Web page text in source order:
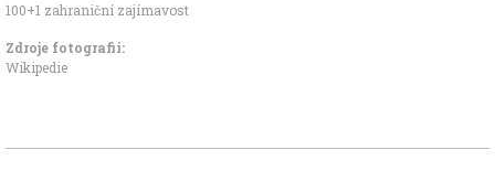
100+1 zahraniční zajímavost
Zdroje fotografii:
Wikipedie